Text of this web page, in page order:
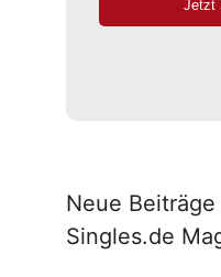
Neue
Singles.de